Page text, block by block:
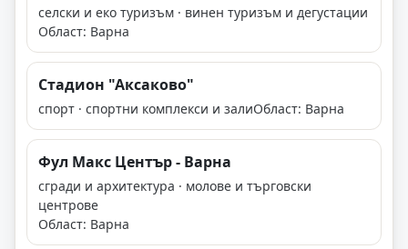
селски и еко туризъм · винен туризъм и дегустации
Област: Варна
Стадион "Аксаково"
спорт · спортни комплекси и залиОбласт: Варна
Фул Макс Център - Варна
сгради и архитектура · молове и търговски
центрове
Област: Варна